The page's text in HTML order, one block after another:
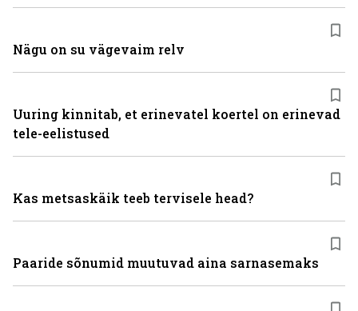
Nägu on su vägevaim relv
Uuring kinnitab, et erinevatel koertel on erinevad
tele-eelistused
Kas metsaskäik teeb tervisele head?
Paaride sõnumid muutuvad aina sarnasemaks